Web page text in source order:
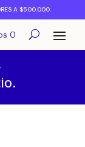
A $500.000.
0